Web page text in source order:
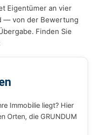
Eigentümer an vier
— von der Bewertung
Finden Sie
Immobilie liegt? Hier
Orten, die GRUNDUM